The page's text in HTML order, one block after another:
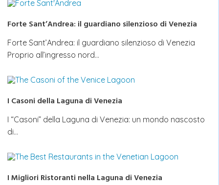
Forte Sant’Andrea: il guardiano silenzioso di Venezia
Forte Sant’Andrea: il guardiano silenzioso di Venezia
Proprio all’ingresso nord…
I Casoni della Laguna di Venezia
I “Casoni” della Laguna di Venezia: un mondo nascosto
di…
I Migliori Ristoranti nella Laguna di Venezia